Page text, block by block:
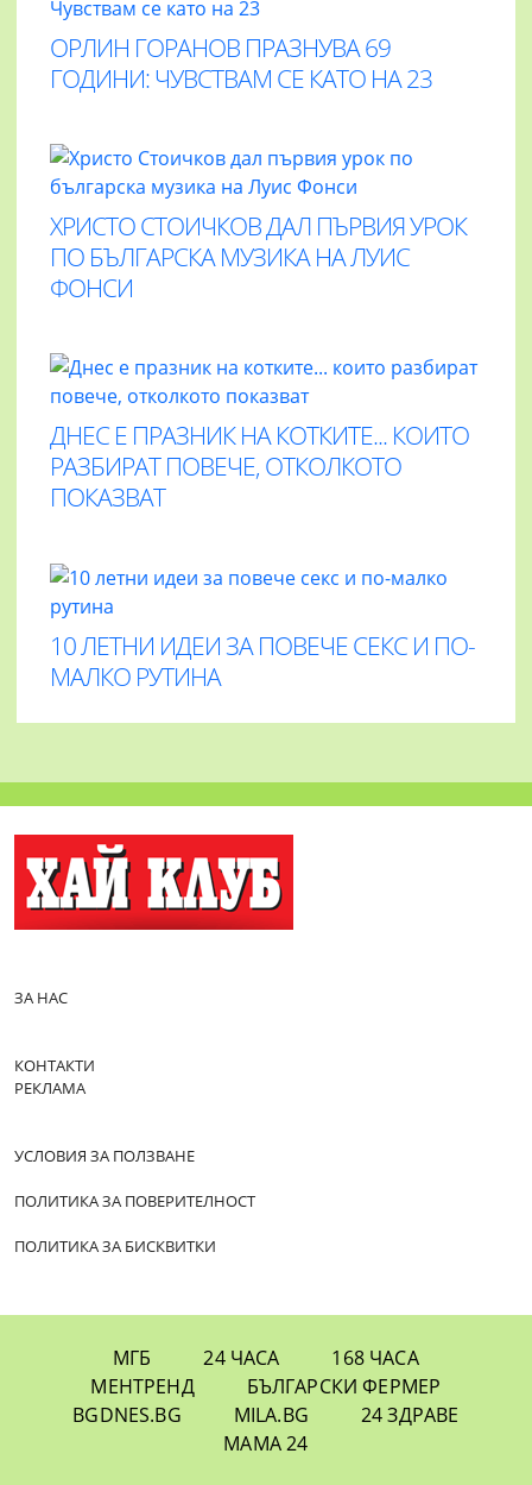
ОРЛИН ГОРАНОВ ПРАЗНУВА 69
ГОДИНИ: ЧУВСТВАМ СЕ КАТО НА 23
ХРИСТО СТОИЧКОВ ДАЛ ПЪРВИЯ УРОК
ПО БЪЛГАРСКА МУЗИКА НА ЛУИС
ФОНСИ
ДНЕС Е ПРАЗНИК НА КОТКИТЕ... КОИТО
РАЗБИРАТ ПОВЕЧЕ, ОТКОЛКОТО
ПОКАЗВАТ
10 ЛЕТНИ ИДЕИ ЗА ПОВЕЧЕ СЕКС И ПО-
МАЛКО РУТИНА
ЗА НАС
КОНТАКТИ
РЕКЛАМА
УСЛОВИЯ ЗА ПОЛЗВАНЕ
ПОЛИТИКА ЗА ПОВЕРИТЕЛНОСТ
ПОЛИТИКА ЗА БИСКВИТКИ
МГБ 24 ЧАСА
168 ЧАСА
МЕНТРЕНД
БЪЛГАРСКИ ФЕРМЕР
BGDNES.BG
MILA.BG
24 ЗДРАВЕ
МАМА 24